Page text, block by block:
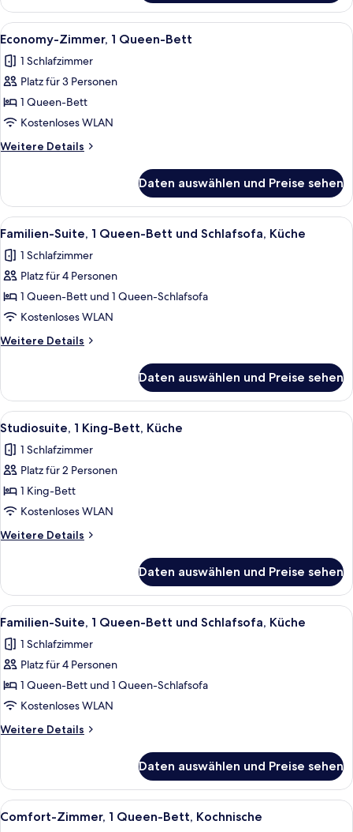
Zweibettzimmer,
2 Einzelbetten
Alle
Fotos
für
Economy-
Zimmer,
1
Queen-
Bett
Ein Schlafzimmer mit Bett,
7
Economy-Zimmer, 1 Queen-Bett
1 Schlafzimmer
Platz für 3 Personen
1 Queen-Bett
Kostenloses WLAN
Weitere Details
Weitere
Zimmer,
Queen-
Daten auswählen und Preise sehen
Alle
Fotos
für
Familien-
Suite,
1 Queen-
Bett
und
Küche
anzeigen
Ein Wohnzimmer mit einer Couch,
20
Familien-Suite, 1 Queen-Bett und Schlafsofa, Küche
1 Schlafzimmer
Platz für 4 Personen
1 Queen-Bett und 1 Queen-Schlafsofa
Kostenloses WLAN
Weitere Details
Weitere
Suite,
1 Queen-
Bett
Schlafsofa,
Küche
Daten auswählen und Preise sehen
Alle
Fotos
für
Studiosuite,
1 King-
Bett,
Küche
anzeigen
Eine kleine Küche mit Holzboden,
20
Studiosuite, 1 King-Bett, Küche
1 Schlafzimmer
Platz für 2 Personen
1 King-Bett
Kostenloses WLAN
Weitere Details
Weitere
1 King-
Bett,
Küche
Daten auswählen und Preise sehen
Alle
Fotos
für
Familien-
Suite,
1 Queen-
Bett
und
Küche
anzeigen
Ein Wohnzimmer mit Sofa, Sessel,
20
Familien-Suite, 1 Queen-Bett und Schlafsofa, Küche
1 Schlafzimmer
Platz für 4 Personen
1 Queen-Bett und 1 Queen-Schlafsofa
Kostenloses WLAN
Weitere Details
Weitere
Suite,
1 Queen-
Bett
Daten auswählen und Preise sehen
Alle
Fotos
Ein gemütliches Schlafzimmer mit
18
Comfort-Zimmer, 1 Queen-Bett, Kochnische